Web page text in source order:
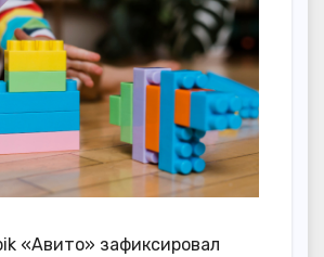
«Авито» зафиксировал